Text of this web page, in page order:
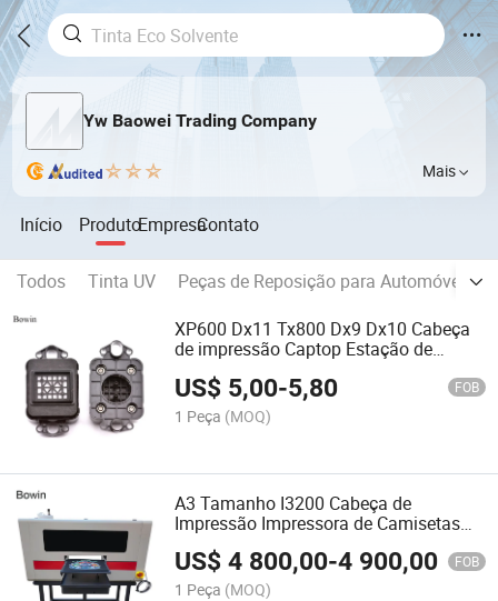
Yw Baowei Trading Company
Mais
Início ProdutoEmpresaContato
Todos Tinta UV Peças de Reposição para Automóveis
XP600 Dx11 Tx800 Dx9 Dx10 Cabeça
de impressão Captop Estação de
US$ 5,00-5,80 FOB
1 Peça (MOQ)
A3 Tamanho I3200 Cabeça de
Impressão Impressora de Camisetas
Direta para Vestuário DTG
US$4 800,00-4 900,00 FOB
1 Peça (MOQ)